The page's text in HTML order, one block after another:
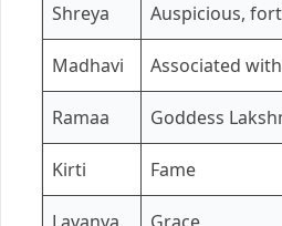
Shreya Auspicious,
Madhavi Associated
Ramaa Goddess
Kirti Fame